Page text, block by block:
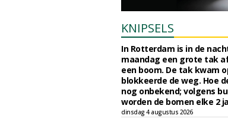
KNIPSELS
In Rotterdam is in de
maandag een grote tak
een boom. De tak kwam
blokkeerde de weg. Hoe
nog onbekend; volgens
worden de bomen elke 2
dinsdag 4 augustus 2026